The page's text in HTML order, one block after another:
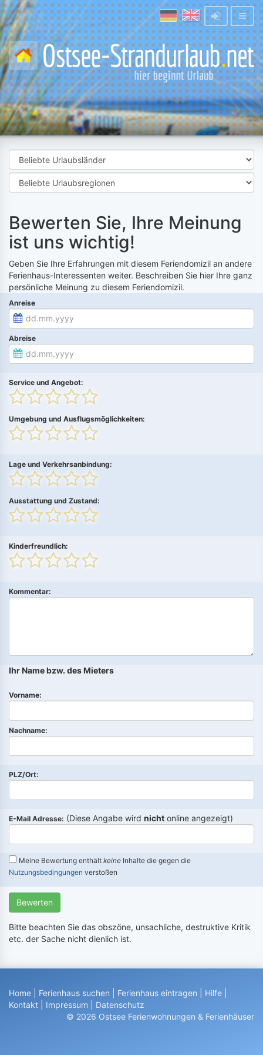
Bewerten Sie, Ihre Meinung
ist uns wichtig!
Geben Sie Ihre Erfahrungen mit diesem Feriendomizil an andere
Ferienhaus-Interessenten weiter. Beschreiben Sie hier Ihre ganz
persönliche Meinung zu diesem Feriendomizil.
Anreise
Abreise
Service und Angebot:
Umgebung und Ausflugsmöglichkeiten:
Lage und Verkehrsanbindung:
Ausstattung und Zustand:
Kinderfreundlich:
Kommentar:
Ihr Name bzw. des Mieters
Vorname:
Nachname:
PLZ/Ort:
E-Mail Adresse: (Diese Angabe wird nicht online angezeigt)
Meine Bewertung enthält keine Inhalte die gegen die
Nutzungsbedingungen verstoßen
Bewerten
Bitte beachten Sie das obszöne, unsachliche, destruktive Kritik
etc. der Sache nicht dienlich ist.
Home Ferienhaus suchen Ferienhaus eintragen Hilfe
Kontakt
Impressum
Datenschutz
© 2026 Ostsee Ferienwohnungen & Ferienhäuser